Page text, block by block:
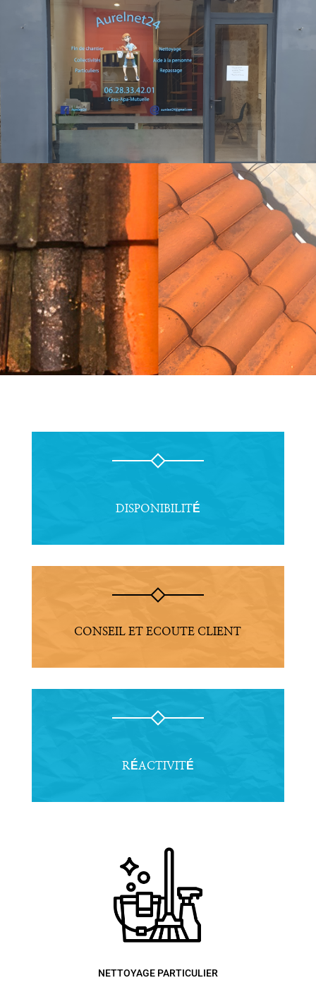
DISPONIBILITÉ
CONSEIL ET ECOUTE CLIENT
RÉACTIVITÉ
NETTOYAGE PARTICULIER